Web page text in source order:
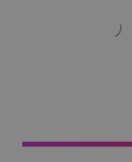
Licht en